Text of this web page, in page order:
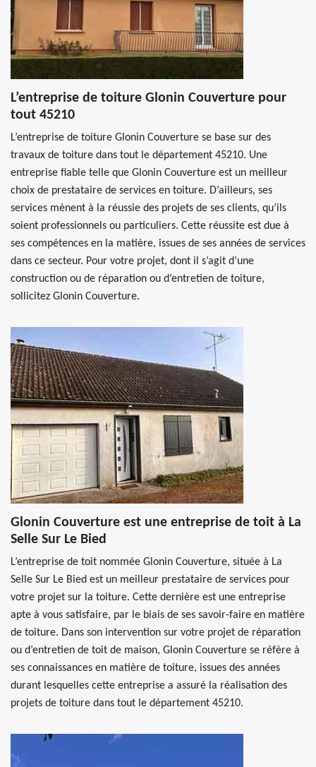
L’entreprise de toiture Glonin Couverture pour
tout 45210
L’entreprise de toiture Glonin Couverture se base sur des
travaux de toiture dans tout le département 45210. Une
entreprise fiable telle que Glonin Couverture est un meilleur
choix de prestataire de services en toiture. D’ailleurs, ses
services mènent à la réussie des projets de ses clients, qu’ils
soient professionnels ou particuliers. Cette réussite est due à
ses compétences en la matière, issues de ses années de services
dans ce secteur. Pour votre projet, dont il s’agit d’une
construction ou de réparation ou d’entretien de toiture,
sollicitez Glonin Couverture.
Glonin Couverture est une entreprise de toit à La
Selle Sur Le Bied
L’entreprise de toit nommée Glonin Couverture, située à La
Selle Sur Le Bied est un meilleur prestataire de services pour
votre projet sur la toiture. Cette dernière est une entreprise
apte à vous satisfaire, par le biais de ses savoir-faire en matière
de toiture. Dans son intervention sur votre projet de réparation
ou d’entretien de toit de maison, Glonin Couverture se réfère à
ses connaissances en matière de toiture, issues des années
durant lesquelles cette entreprise a assuré la réalisation des
projets de toiture dans tout le département 45210.